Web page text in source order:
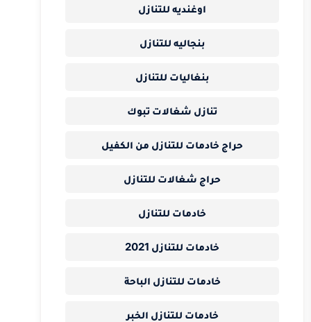
اوغنديه للتنازل
بنجاليه للتنازل
بنغاليات للتنازل
تنازل شغالات تبوك
حراج خادمات للتنازل من الكفيل
حراج شغالات للتنازل
خادمات للتنازل
خادمات للتنازل 2021
خادمات للتنازل الباحة
خادمات للتنازل الخبر